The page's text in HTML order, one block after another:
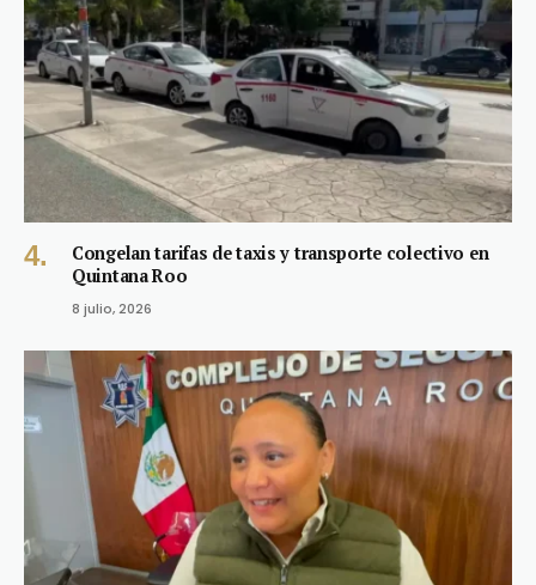
Congelan tarifas de taxis y transporte colectivo en
Quintana Roo
8 julio, 2026